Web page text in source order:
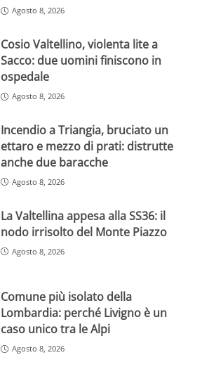
Agosto 8, 2026
Cosio Valtellino, violenta lite a
Sacco: due uomini finiscono in
ospedale
Agosto 8, 2026
Incendio a Triangia, bruciato un
ettaro e mezzo di prati: distrutte
anche due baracche
Agosto 8, 2026
La Valtellina appesa alla SS36: il
nodo irrisolto del Monte Piazzo
Agosto 8, 2026
Comune più isolato della
Lombardia: perché Livigno è un
caso unico tra le Alpi
Agosto 8, 2026